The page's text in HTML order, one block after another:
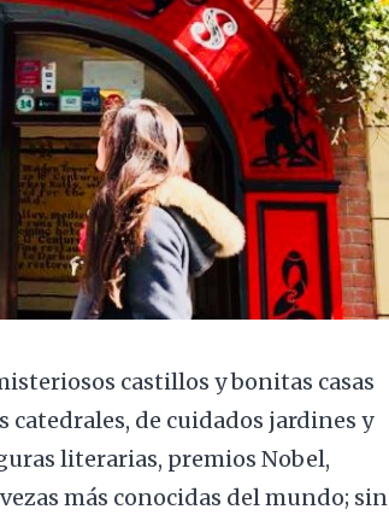
castillos y bonitas casas
catedrales, de cuidados jardines y
literarias, premios Nobel,
más conocidas del mundo; sin